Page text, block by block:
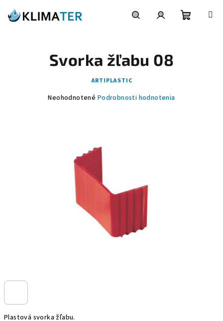
obsah
Plastová svorka žľabu.
Svorka žľabu 08
ARTIPLASTIC
Priemerné
hviezdičiek.
Neohodnotené Podrobnosti hodnotenia